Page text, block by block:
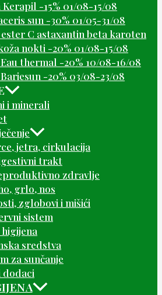
Kerapil -15% 01/08-15/08
sun -30% 01/05-31/08
C astaxantin beta karoten
nokti -20% 01/08-15/08
thermal -20% 10/08-16/08
-20% 03/08-23/08
i minerali
jetra, cirkulacija
trakt
zdravlje
grlo, nos
zglobovi i mišići
sistem
sredstva
za sunčanje